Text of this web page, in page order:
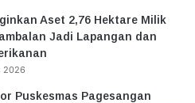
Aset 2,76 Hektare Milik
Jadi Lapangan dan
2026
Puskesmas Pagesangan